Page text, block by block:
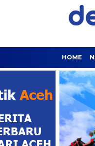
HOME